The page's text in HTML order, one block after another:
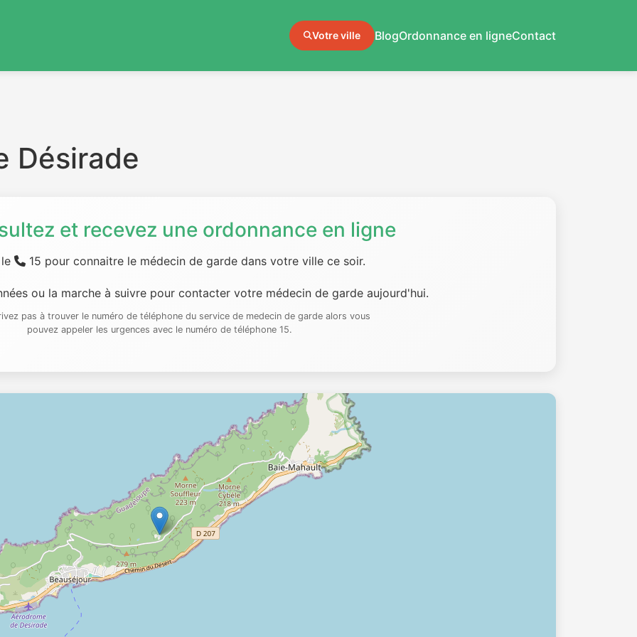
Votre ville BlogOrdonnance en ligneContact
Désirade
et recevez une ordonnance en ligne
15 pour connaitre le médecin de garde dans votre ville ce soir.
ou la marche à suivre pour contacter votre médecin de garde aujourd'hui.
pas à trouver le numéro de téléphone du service de medecin de garde alors vous
pouvez appeler les urgences avec le numéro de téléphone 15.